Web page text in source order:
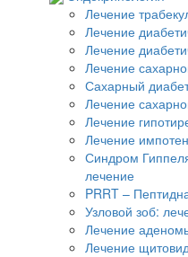
Лечение
Лечение
Лечение
Лечение
Сахарный
Лечение
Лечение
Лечение
Синдром
лечение
PRRT –
Узловой зоб:
Лечение
Лечение